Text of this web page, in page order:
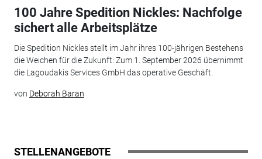
100 Jahre Spedition Nickles: Nachfolge
sichert alle Arbeitsplätze
Die Spedition Nickles stellt im Jahr ihres 100-jährigen Bestehens
die Weichen für die Zukunft: Zum 1. September 2026 übernimmt
die Lagoudakis Services GmbH das operative Geschäft.
von Deborah Baran
STELLENANGEBOTE